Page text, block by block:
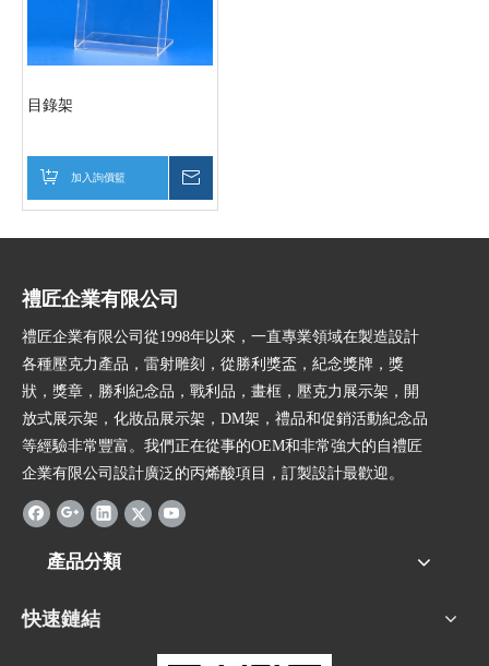
目錄架
加入詢價籃
禮匠企業有限公司
禮匠企業有限公司從1998年以來，一直專業領域在製造設計
各種壓克力產品，雷射雕刻，從勝利獎盃，紀念獎牌，獎
狀，獎章，勝利紀念品，戰利品，畫框，壓克力展示架，開
放式展示架，化妝品展示架，DM架，禮品和促銷活動紀念品
等經驗非常豐富。我們正在從事的OEM和非常強大的自禮匠
企業有限公司設計廣泛的丙烯酸項目，訂製設計最歡迎。
產品分類
快速鏈結